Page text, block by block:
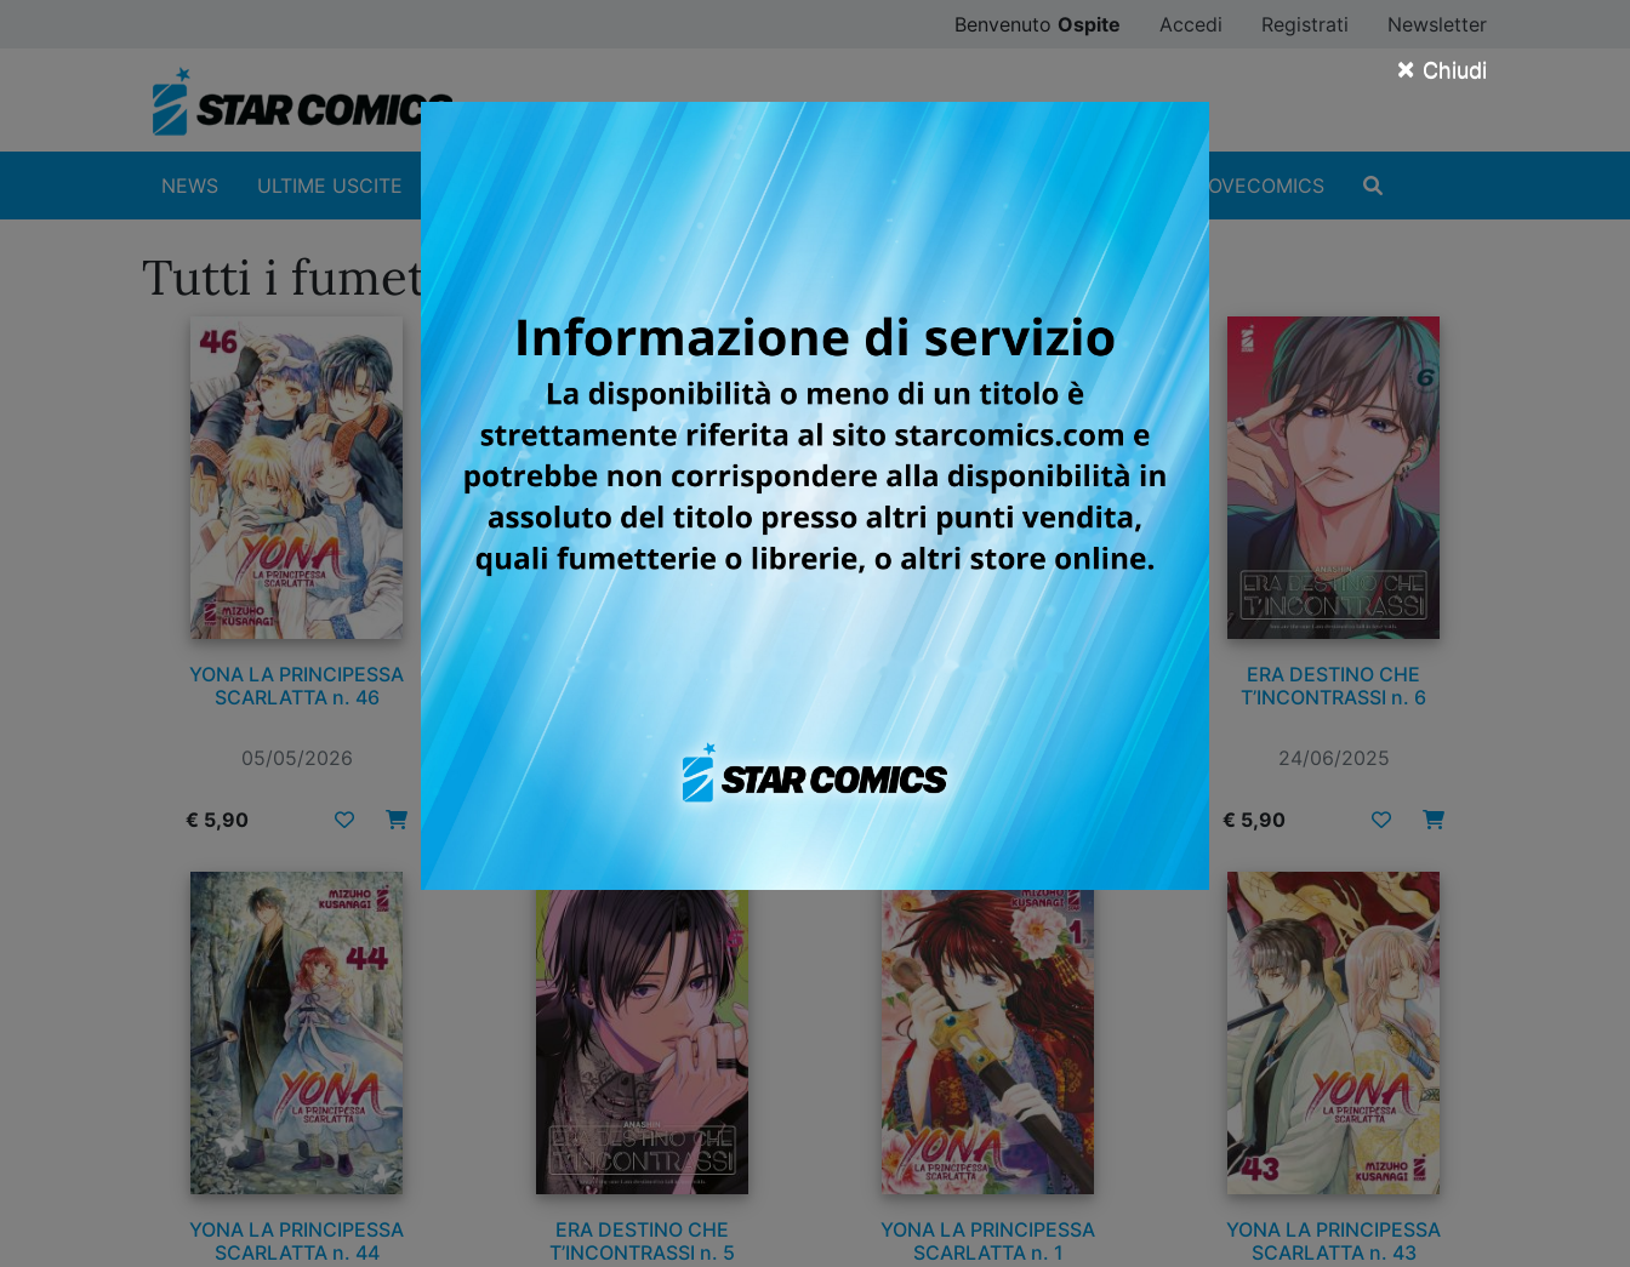
× Chiudi
Benvenuto Ospite Accedi Registrati Newsletter
NEWS ULTIME USCITE CATALOGO SFOGLIA ONLINE DIGISTAR #ILOVEMANGA #ILOVECOMICS
Tutti i fumetti per la testata TURN OVER
YONA LA PRINCIPESSA
SCARLATTA n. 46
05/05/2026
€ 5,90
ERA DESTINO CHE
T’INCONTRASSI n. 7
07/04/2026
YONA LA PRINCIPESSA
SCARLATTA n. 45
26/08/2025
€ 5,20
ERA DESTINO CHE
T’INCONTRASSI n. 6
24/06/2025
€ 5,90
YONA LA PRINCIPESSA
SCARLATTA n. 44
ERA DESTINO CHE
T’INCONTRASSI n. 5
YONA LA PRINCIPESSA
SCARLATTA n. 1
YONA LA PRINCIPESSA
SCARLATTA n. 43